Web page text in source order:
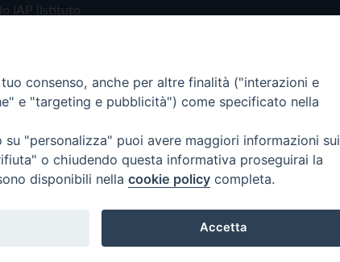
IAP (Istituto
consenso, anche per altre finalità ("interazioni e
e "targeting e pubblicità") come specificato nella
"personalizza" puoi avere maggiori informazioni sui
o chiudendo questa informativa proseguirai la
disponibili nella cookie policy completa.
Accetta